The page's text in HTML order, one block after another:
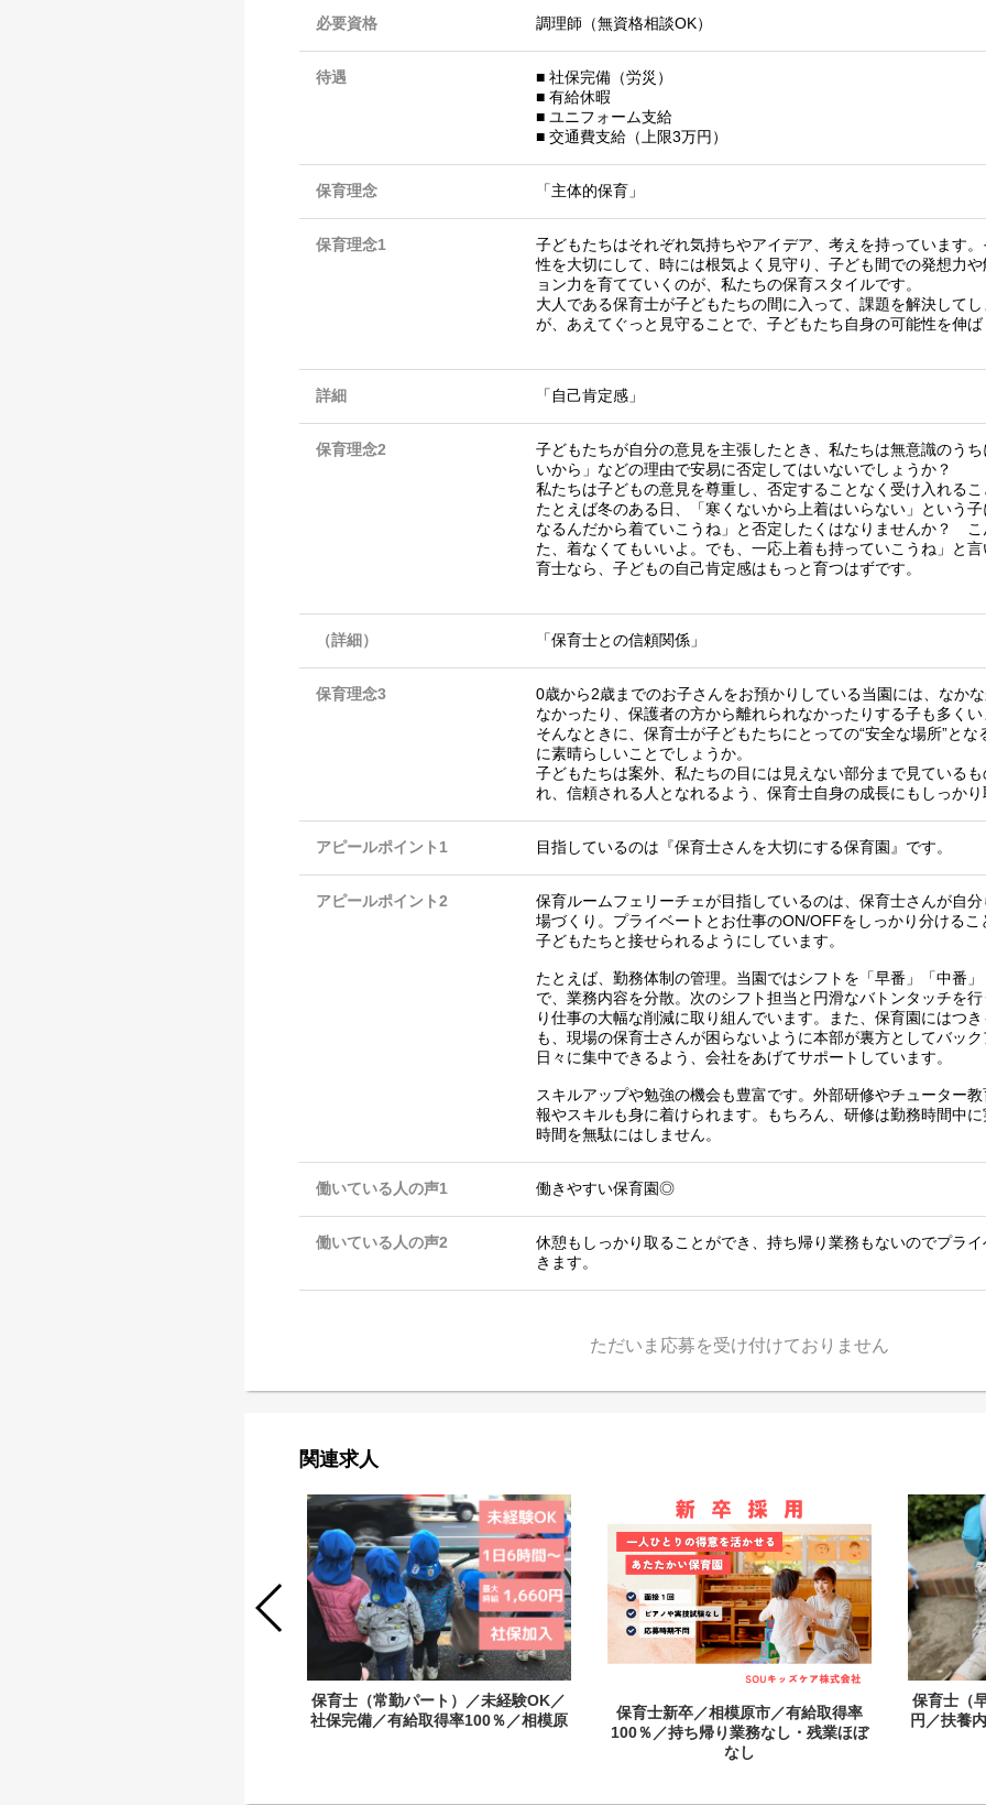
必要資格 調理師（無資格相談OK）
待遇
■ 社保完備（労災）
■ 有給休暇
■ ユニフォーム支給
■ 交通費支給（上限3万円）
保育理念 「主体的保育」
保育理念1
子どもたちはそれぞれ気持ちやアイデア、考えを持っています
性を大切にして、時には根気よく見守り、子ども間での発想力
ョン力を育てていくのが、私たちの保育スタイルです。
大人である保育士が子どもたちの間に入って、課題を解決して
が、あえてぐっと見守ることで、子どもたち自身の可能性を伸
詳細 「自己肯定感」
保育理念2
子どもたちが自分の意見を主張したとき、私たちは無意識のう
いから」などの理由で安易に否定してはいないでしょうか？
私たちは子どもの意見を尊重し、否定することなく受け入れる
たとえば冬のある日、「寒くないから上着はいらない」という
なるんだから着ていこうね」と否定したくはなりませんか？
た、着なくてもいいよ。でも、一応上着も持っていこうね」と
育士なら、子どもの自己肯定感はもっと育つはずです。
（詳細） 「保育士との信頼関係」
保育理念3
0歳から2歳までのお子さんをお預かりしている当園には、なか
なかったり、保護者の方から離れられなかったりする子も多く
そんなときに、保育士が子どもたちにとっての“安全な場所”と
に素晴らしいことでしょうか。
子どもたちは案外、私たちの目には見えない部分まで見ている
れ、信頼される人となれるよう、保育士自身の成長にもしっか
アピールポイント1 目指しているのは『保育士さんを大切にする保育園』です。
アピールポイント2
保育ルームフェリーチェが目指しているのは、保育士さんが自
場づくり。プライベートとお仕事のON/OFFをしっかり分ける
子どもたちと接せられるようにしています。
たとえば、勤務体制の管理。当園ではシフトを「早番」「中番
で、業務内容を分散。次のシフト担当と円滑なバトンタッチを
り仕事の大幅な削減に取り組んでいます。また、保育園にはつ
も、現場の保育士さんが困らないように本部が裏方としてバッ
日々に集中できるよう、会社をあげてサポートしています。
スキルアップや勉強の機会も豊富です。外部研修やチューター
報やスキルも身に着けられます。もちろん、研修は勤務時間中
時間を無駄にはしません。
働いている人の声1 働きやすい保育園◎
働いている人の声2
休憩もしっかり取ることができ、持ち帰り業務もないのでプラ
きます。
ただいま応募を受け付けておりません
関連求人
保育士（常勤パート）／未経験OK／
社保完備／有給取得率100％／相模原
保育士新卒／相模原市／有給取得率
100％／持ち帰り業務なし・残業ほぼ
なし
保育士（
円／扶養